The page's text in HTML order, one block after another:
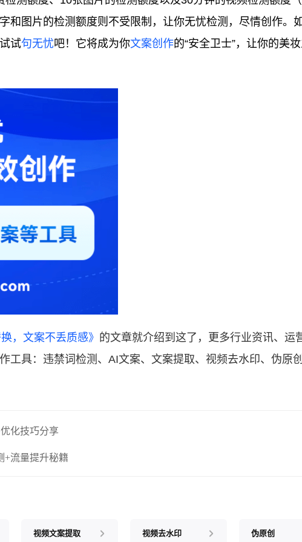
和图片的检测额度则不受限制，让你无忧检测，尽情创作。
试句无忧吧！它将成为你文案创作的“安全卫士”，让你的美
，文案不丢质感》 的文章就介绍到这了，更多行业资讯、运
工具：违禁词检测、AI文案、文案提取、视频去水印、伪原创
化技巧分享
+流量提升秘籍
视频文案提取 视频去水印 伪原创